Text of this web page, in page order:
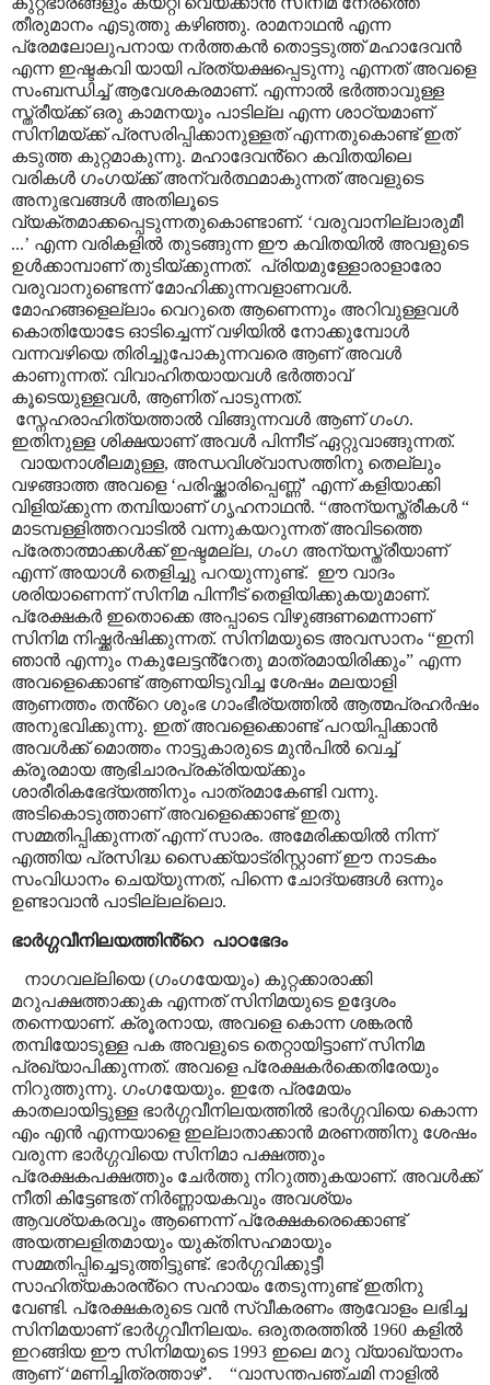
തീരുമാനം എടുത്തു കഴിഞ്ഞു. രാമനാഥൻ എന്ന
പ്രേമലോലുപനായ നർത്തകൻ തൊട്ടടുത്ത് മഹാദേവൻ
എന്ന ഇഷ്ടകവി യായി പ്രത്യക്ഷപ്പെടുന്നു എന്നത് അവളെ
സംബന്ധിച്ച് ആവേശകരമാണ്. എന്നാൽ ഭർത്താവുള്ള
സ്ത്രീയ്ക്ക് ഒരു കാമനയും പാടില്ല എന്ന ശാഠ്യമാണ്
സിനിമയ്ക്ക് പ്രസരിപ്പിക്കാനുള്ളത് എന്നതുകൊണ്ട് ഇത്
കടുത്ത കുറ്റമാകുന്നു. മഹാദേവൻ്റെ കവിതയിലെ
വരികൾ ഗംഗയ്ക്ക് അന്വർത്ഥമാകുന്നത് അവളുടെ
അനുഭവങ്ങൾ അതിലൂടെ
വ്യക്തമാക്കപ്പെടുന്നതുകൊണ്ടാണ്. ‘വരുവാനില്ലാരുമീ
...’ എന്ന വരികളിൽ തുടങ്ങുന്ന ഈ കവിതയിൽ അവളുടെ
ഉൾക്കാമ്പാണ് തുടിയ്ക്കുന്നത്. പ്രിയമുള്ളോരാളാരോ
വരുവാനുണ്ടെന്ന് മോഹിക്കുന്നവളാണവൾ.
മോഹങ്ങളെല്ലാം വെറുതെ ആണെന്നും അറിവുള്ളവൾ
കൊതിയോടേ ഓടിച്ചെന്ന് വഴിയിൽ നോക്കുമ്പോൾ
വന്നവഴിയെ തിരിച്ചുപോകുന്നവരെ ആണ് അവൾ
കാണുന്നത്. വിവാഹിതയായവൾ ഭർത്താവ്
കൂടെയുള്ളവൾ, ആണിത് പാടുന്നത്.
സ്നേഹരാഹിത്യത്താൽ വിങ്ങുന്നവൾ ആണ് ഗംഗ.
ഇതിനുള്ള ശിക്ഷയാണ് അവൾ പിന്നീട് ഏറ്റുവാങ്ങുന്നത്.
വായനാശീലമുള്ള, അന്ധവിശ്വാസത്തിനു തെല്ലും
വഴങ്ങാത്ത അവളെ ‘പരിഷ്ക്കാരിപ്പെണ്ണ്’ എന്ന് കളിയാക്കി
വിളിയ്ക്കുന്ന തമ്പിയാണ് ഗൃഹനാഥൻ. “അന്യസ്ത്രീകൾ “
മാടമ്പള്ളിത്തറവാടിൽ വന്നുകയറുന്നത് അവിടത്തെ
പ്രേതാത്മാക്കൾക്ക് ഇഷ്ടമല്ല, ഗംഗ അന്യസ്ത്രീയാണ്
എന്ന് അയാൾ തെളിച്ചു പറയുന്നുണ്ട്. ഈ വാദം
ശരിയാണെന്ന് സിനിമ പിന്നീട് തെളിയിക്കുകയുമാണ്.
പ്രേക്ഷകർ ഇതൊക്കെ അപ്പാടെ വിഴുങ്ങണമെന്നാണ്
സിനിമ നിഷ്ക്കർഷിക്കുന്നത്. സിനിമയുടെ അവസാനം “ഇനി
ഞാൻ എന്നും നകുലേട്ടൻ്റേതു മാത്രമായിരിക്കും” എന്ന
അവളെക്കൊണ്ട് ആണയിടുവിച്ച ശേഷം മലയാളി
ആണത്തം തൻ്റെ ശുംഭ ഗാംഭീര്യത്തിൽ ആത്മപ്രഹർഷം
അനുഭവിക്കുന്നു. ഇത് അവളെക്കൊണ്ട് പറയിപ്പിക്കാൻ
അവൾക്ക് മൊത്തം നാട്ടുകാരുടെ മുൻപിൽ വെച്ച്
ക്രൂരമായ ആഭിചാരപ്രക്രിയയ്ക്കും
ശാരീരികഭേദ്യത്തിനും പാത്രമാകേണ്ടി വന്നു.
അടികൊടുത്താണ് അവളെക്കൊണ്ട് ഇതു
സമ്മതിപ്പിക്കുന്നത് എന്ന് സാരം. അമേരിക്കയിൽ നിന്ന്
എത്തിയ പ്രസിദ്ധ സൈക്ക്യാട്രിസ്റ്റാണ് ഈ നാടകം
സംവിധാനം ചെയ്യുന്നത്, പിന്നെ ചോദ്യങ്ങൾ ഒന്നും
ഉണ്ടാവാൻ പാടില്ലല്ലൊ.
ഭാർഗ്ഗവീനിലയത്തിൻ്റെ പാഠഭേദം
നാഗവല്ലിയെ (ഗംഗയേയും) കുറ്റക്കാരാക്കി
മറുപക്ഷത്താക്കുക എന്നത് സിനിമയുടെ ഉദ്ദേശം
തന്നെയാണ്. ക്രൂരനായ, അവളെ കൊന്ന ശങ്കരൻ
തമ്പിയോടുള്ള പക അവളുടെ തെറ്റായിട്ടാണ് സിനിമ
പ്രഖ്യാപിക്കുന്നത്. അവളെ പ്രേക്ഷകർക്കെതിരേയും
നിറുത്തുന്നു. ഗംഗയേയും. ഇതേ പ്രമേയം
കാതലായിട്ടുള്ള ഭാർഗ്ഗവീനിലയത്തിൽ ഭാർഗ്ഗവിയെ കൊന്ന
എം എൻ എന്നയാളെ ഇല്ലാതാക്കാൻ മരണത്തിനു ശേഷം
വരുന്ന ഭാർഗ്ഗവിയെ സിനിമാ പക്ഷത്തും
പ്രേക്ഷകപക്ഷത്തും ചേർത്തു നിറുത്തുകയാണ്. അവൾക്ക്
നീതി കിട്ടേണ്ടത് നിർണ്ണായകവും അവശ്യം
ആവശ്യകരവും ആണെന്ന് പ്രേക്ഷകരെക്കൊണ്ട്
അയത്നലളിതമായും യുക്തിസഹമായും
സമ്മതിപ്പിച്ചെടുത്തിട്ടുണ്ട്. ഭാർഗ്ഗവിക്കുട്ടീ
സാഹിത്യകാരൻ്റെ സഹായം തേടുന്നുണ്ട് ഇതിനു
വേണ്ടി. പ്രേക്ഷകരുടെ വൻ സ്വീകരണം ആവോളം ലഭിച്ച
സിനിമയാണ് ഭാർഗ്ഗവീനിലയം. ഒരുതരത്തിൽ 1960 കളിൽ
ഇറങ്ങിയ ഈ സിനിമയുടെ 1993 ഇലെ മറു വ്യാഖ്യാനം
ആണ്‘മണിച്ചിത്രത്താഴ്’. “വാസന്തപഞ്ചമി നാളിൽ